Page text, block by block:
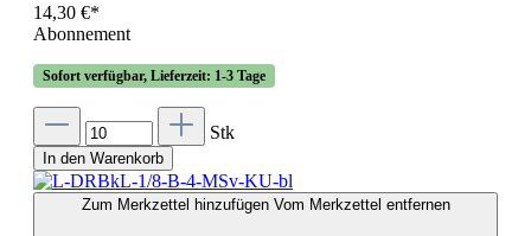
14,30 €*
Abonnement
Sofort verfügbar, Lieferzeit: 1-3 Tage
Stk
In den Warenkorb
Zum Merkzettel hinzufügen Vom Merkzettel entfernen